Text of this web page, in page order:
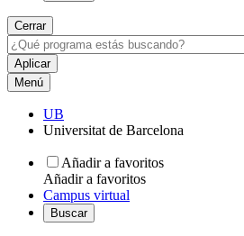
Cerrar
Menú
UB
Universitat de Barcelona
Añadir a favoritos
Añadir a favoritos
Campus virtual
Buscar